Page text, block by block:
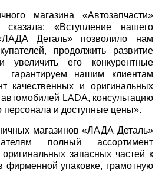
магазина «Автозапчасти»
сказала: «Вступление нашего
Деталь» позволило нам
продолжить развитие
увеличить его конкурентные
нашим клиентам
качественных и оригинальных
LADA, консультацию
персонала и доступные цены».
магазинов «ЛАДА Деталь»
полный ассортимент
запасных частей к
фирменной упаковке, грамотную